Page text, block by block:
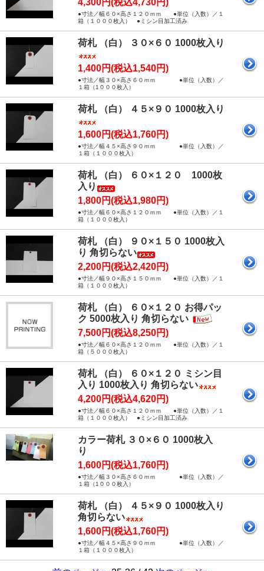
4,300円(税込4,730円)
●寸法／幅６０×高さ１２０ｍｍ ●単位（入数）／１
箱（１０００枚入） ●ミシン目加工済み
荷札 （白） ３０×６０ 1000枚入り
1,400円(税込1,540円)
●寸法／幅３０×高さ６０ｍｍ ●単位（入数）／
１箱（1０００枚入）
荷札 （白） ４５×９０ 1000枚入り
1,600円(税込1,760円)
●寸法／幅４５×高さ９０ｍｍ ●単位（入数）／
１箱（１０００枚入）
荷札 （白） ６０×１２０ 1000枚
入り
1,800円(税込1,980円)
●寸法／幅６０×高さ１２０ｍｍ ●単位（入数）／１
箱（１０００枚入）
荷札 （白） ９０×１５０ 1000枚入
り 角切らない
2,200円(税込2,420円)
●寸法／幅９０×高さ１５０ｍｍ ●単位（入数）／１
箱（１０００枚入）
荷札 （白） ６０×１２０ お得パッ
ク 5000枚入り 角切らない
7,500円(税込8,250円)
●寸法／幅６０×高さ１２０ｍｍ ●単位（入数）／１
箱（５０００枚入）
荷札 （白） ６０×１２０ ミシン目
入り 1000枚入り 角切らない
4,200円(税込4,620円)
●寸法／幅６０×高さ１２０ｍｍ ●単位（入数）／１
箱（１０００枚入） ●ミシン目加工済み
カラー荷札 ３０×６０ 1000枚入
り
1,600円(税込1,760円)
●寸法／幅３０×高さ６０ｍｍ ●単位（入数）／
１箱（1０００枚入）
荷札 （白） ４５×９０ 1000枚入り
角切らない
1,600円(税込1,760円)
●寸法／幅４５×高さ９０ｍｍ ●単位（入数）／
１箱（１０００枚入）